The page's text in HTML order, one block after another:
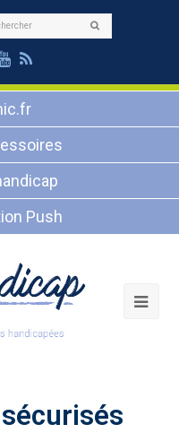
Youtube
RSS
Push